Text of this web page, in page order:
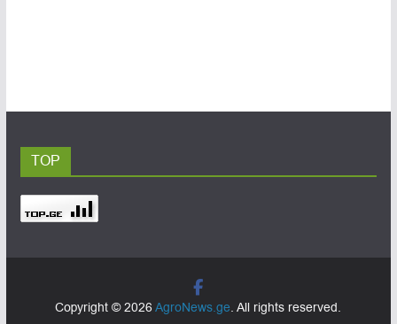
TOP
Copyright © 2026AgroNews.ge. All rights reserved.